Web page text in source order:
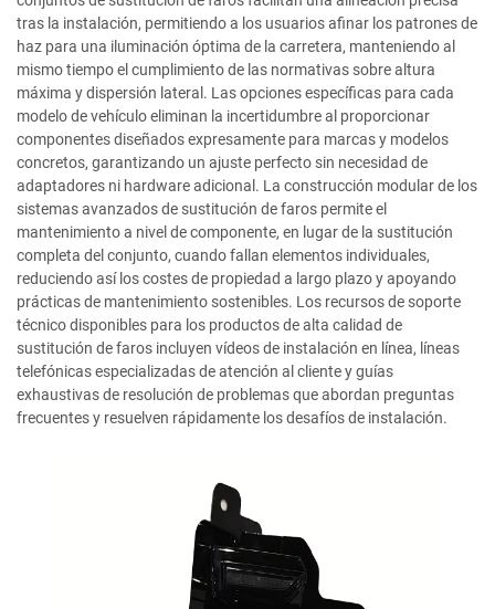
tras la instalación, permitiendo a los usuarios afinar los patrones de
haz para una iluminación óptima de la carretera, manteniendo al
mismo tiempo el cumplimiento de las normativas sobre altura
máxima y dispersión lateral. Las opciones específicas para cada
modelo de vehículo eliminan la incertidumbre al proporcionar
componentes diseñados expresamente para marcas y modelos
concretos, garantizando un ajuste perfecto sin necesidad de
adaptadores ni hardware adicional. La construcción modular de los
sistemas avanzados de sustitución de faros permite el
mantenimiento a nivel de componente, en lugar de la sustitución
completa del conjunto, cuando fallan elementos individuales,
reduciendo así los costes de propiedad a largo plazo y apoyando
prácticas de mantenimiento sostenibles. Los recursos de soporte
técnico disponibles para los productos de alta calidad de
sustitución de faros incluyen vídeos de instalación en línea, líneas
telefónicas especializadas de atención al cliente y guías
exhaustivas de resolución de problemas que abordan preguntas
frecuentes y resuelven rápidamente los desafíos de instalación.